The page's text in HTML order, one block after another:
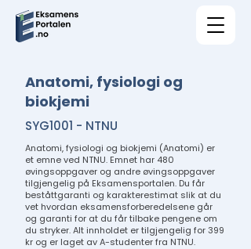
Anatomi, fysiologi og
biokjemi
SYG1001 - NTNU
Anatomi, fysiologi og biokjemi (Anatomi) er
et emne ved NTNU. Emnet har 480
øvingsoppgaver og andre øvingsoppgaver
tilgjengelig på Eksamensportalen. Du får
beståttgaranti og karakterestimat slik at du
vet hvordan eksamensforberedelsene går
og garanti for at du får tilbake pengene om
du stryker. Alt innholdet er tilgjengelig for 399
kr og er laget av A-studenter fra NTNU.